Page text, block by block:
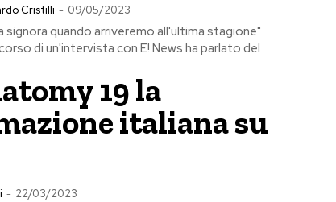
Cristilli - 09/05/2023
signora quando arriveremo all'ultima stagione"
di un'intervista con E! News ha parlato del
19 la
italiana su
- 22/03/2023